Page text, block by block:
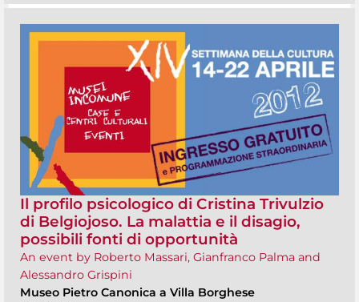
Il profilo psicologico di Cristina Trivulzio
di Belgiojoso. La malattia e il disagio,
possibili fonti di opportunità
An event by Roberto Massari, Gianfranco Palma and
Alessandro Grispini
Museo Pietro Canonica a Villa Borghese